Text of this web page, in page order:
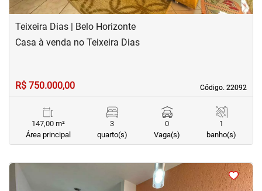
Teixeira Dias | Belo Horizonte
Código. 22092
Código. 22092
Casa à venda no Teixeira Dias
R$ 750.000,00
147,00 m²
Área principal
3
quarto(s)
0
Vaga(s)
1
banho(s)
<